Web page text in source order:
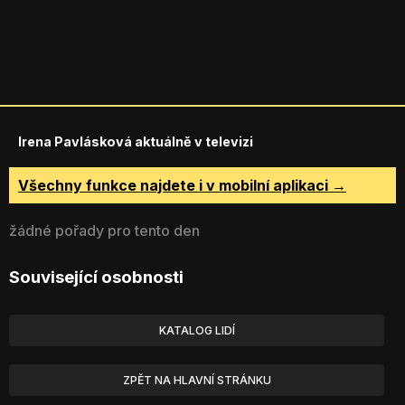
Irena Pavlásková aktuálně v televizi
Všechny funkce najdete i v mobilní aplikaci →
žádné pořady pro tento den
Související osobnosti
KATALOG LIDÍ
ZPĚT NA HLAVNÍ STRÁNKU